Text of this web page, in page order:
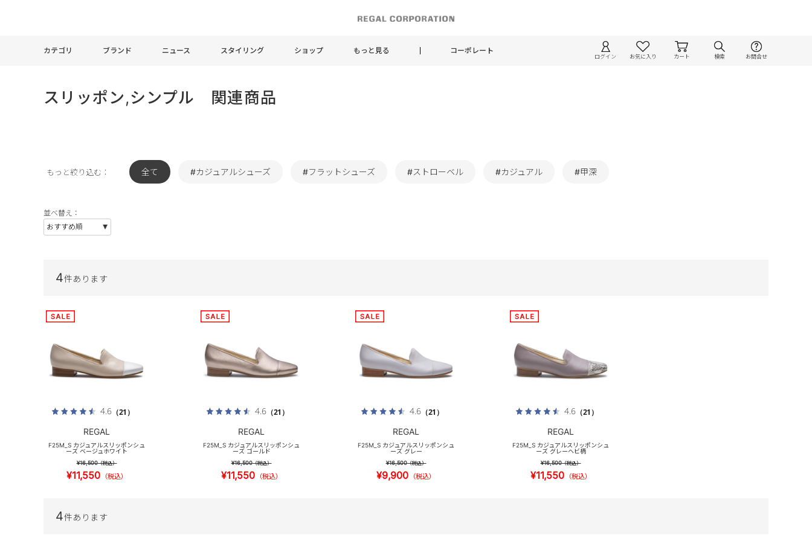
カテゴリ ブランド ニュース スタイリング ショップ もっと見る コーポレート
ログイン お気に入り カート 検索 お問合せ
スリッポン,シンプル 関連商品
もっと絞り込む： 全て #カジュアルシューズ #フラットシューズ #ストローベル #カジュアル #甲深
並べ替え：
4件あります
4.6（21）
REGAL
F25M_S カジュアルスリッポンシュ
ーズ ベージュホワイト
¥16,500（税込）
¥11,550 （税込）
4.6（21）
REGAL
F25M_S カジュアルスリッポンシュ
ーズ ゴールド
¥16,500（税込）
¥11,550 （税込）
4.6（21）
REGAL
F25M_S カジュアルスリッポンシュ
ーズ グレー
¥16,500（税込）
¥9,900 （税込）
4.6（21）
REGAL
F25M_S カジュアルスリッポンシュ
ーズ グレーヘビ柄
¥16,500（税込）
¥11,550 （税込）
4件あります